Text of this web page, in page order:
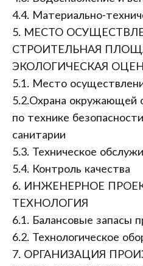
4.4. Материально-
5. МЕСТО
СТРОИТЕЛЬНАЯ
ЭКОЛОГИЧЕСКАЯ
5.1. Место
5.2.Охрана окружающей
по технике
санитарии
5.3. Техническое
5.4. Контроль качества
6. ИНЖЕНЕРНОЕ
ТЕХНОЛОГИЯ
6.1. Балансовые запасы
6.2. Технологическое
7. ОРГАНИЗАЦИЯ